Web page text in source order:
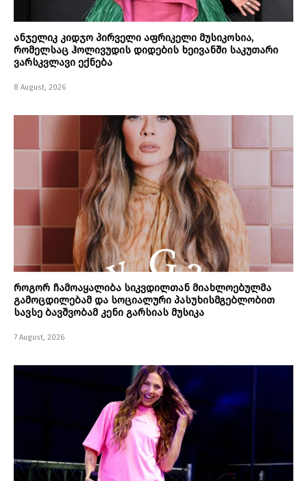
ანჯელიკ კიდჯო პირველი აფრიკელი მუსიკოსია,
რომელსაც ჰოლივუდის დიდების ხეივანში საკუთარი
ვარსკვლავი ექნება
8 August, 2026
როგორ ჩამოაყალიბა სიკვდილთან მიახლოებულმა
გამოცდილებამ და სოციალური პასუხისმგებლობით
სავსე ბავშვობამ კენი გარსიას მუსიკა
7 August, 2026